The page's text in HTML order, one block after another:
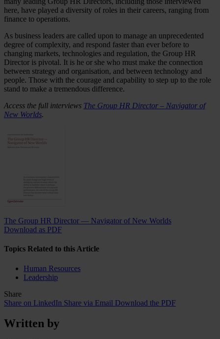
here, have played a diversity of roles in their careers, ranging from
finance to operations.
As business leaders are called upon to manage an unprecedented
degree of complexity, and respond faster than ever before to
changing markets, technologies and regulation, the Group HR
Director is pivotal. It is he or she who must make the connection
between strategy and organisation, and between technology and
people. Those with the courage and capability to step up to the role
stand to make a tremendous difference.
Access the full interviews The Group HR Director – Navigator of
New Worlds.
The Group HR Director — Navigator of New Worlds
Download as PDF
Topics Related to this Article
Human Resources
Leadership
Share
Share on LinkedIn Share via Email Download the PDF
Written by